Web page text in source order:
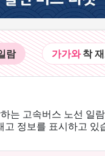
람 가가와착
는 고속버스 노선 일
고 정보를 표시하고 있